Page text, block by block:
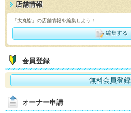
店舗情報
「太丸鮨」の店舗情報を編集しよう！
編集する
会員登録
無料会員登録
オーナー申請